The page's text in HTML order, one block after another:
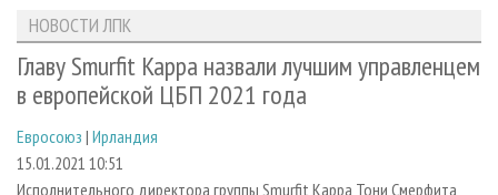
ЛЕСОЗАГОТОВКА
ЛЕСОПИЛЕНИЕ
СУШКА ДРЕВЕСИНЫ
НОВОСТИ ЛПК
НОВОСТИ ЖУРНАЛА
ПРОЕКТЫ ЛПИ
АНАЛИТИКА
ПРЕДПРИЯТИЯ ЛПК
ПЕРСОНЫ
АРХИВ
АРХИВ ЖУРНАЛОВ
О ЖУРНАЛЕ
ПОДПИСКА
КОНТАКТЫ
РЕКЛАМОДАТЕЛЯМ
РЕКЛАМА
НОВОСТИ ЛПК
Главу Smurfit Kappa назвали лучшим управленцем
в европейской ЦБП 2021 года
Евросоюз | Ирландия
15.01.2021 10:51
Исполнительного директора группы Smurfit Kappa Тони Смерфита